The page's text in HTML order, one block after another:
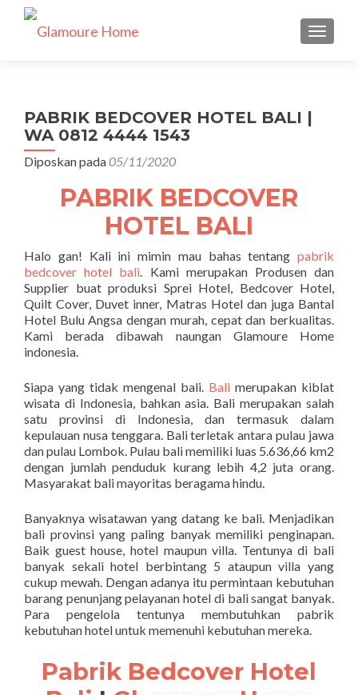
TUKAR
PABRIK BEDCOVER HOTEL BALI |
WA 0812 4444 1543
Diposkan pada05/11/2020
PABRIK BEDCOVER
HOTEL BALI
Halo gan! Kali ini mimin mau bahas tentang pabrik
bedcover hotel bali. Kami merupakan Produsen dan
Supplier buat produksi Sprei Hotel, Bedcover Hotel,
Quilt Cover, Duvet inner, Matras Hotel dan juga Bantal
Hotel Bulu Angsa dengan murah, cepat dan berkualitas.
Kami berada dibawah naungan Glamoure Home
indonesia.
Siapa yang tidak mengenal bali. Bali merupakan kiblat
wisata di Indonesia, bahkan asia. Bali merupakan salah
satu provinsi di Indonesia, dan termasuk dalam
kepulauan nusa tenggara. Bali terletak antara pulau jawa
dan pulau Lombok. Pulau bali memiliki luas 5.636,66 km2
dengan jumlah penduduk kurang lebih 4,2 juta orang.
Masyarakat bali mayoritas beragama hindu.
Banyaknya wisatawan yang datang ke bali. Menjadikan
bali provinsi yang paling banyak memiliki penginapan.
Baik guest house, hotel maupun villa. Tentunya di bali
banyak sekali hotel berbintang 5 ataupun villa yang
cukup mewah. Dengan adanya itu permintaan kebutuhan
barang penunjang pelayanan hotel di bali sangat banyak.
Para pengelola tentunya membutuhkan pabrik
kebutuhan hotel untuk memenuhi kebutuhan mereka.
Pabrik Bedcover Hotel